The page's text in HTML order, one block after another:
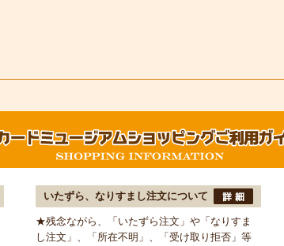
いたずら、なりすまし注文について
★残念ながら、「いたずら注文」や「なりすま
し注文」、「所在不明」、「受け取り拒否」等